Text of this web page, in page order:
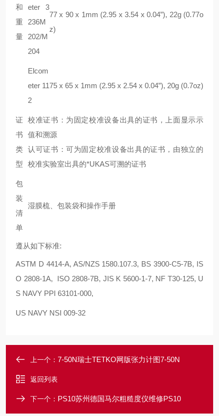
和
重
量
eter 3
236M
202/M
204
77 x 90 x 1mm (2.95 x 3.54 x 0.04”), 22g (0.77o
z)
Elcom
eter 11
2
75 x 65 x 1mm (2.95 x 2.54 x 0.04”), 20g (0.7oz)
证
书
类
型
校准证书：为固定校准设备出具的证书，上面显示示
值和溯源
认可证书：可为固定校准设备出具的证书，由独立的
校准实验室出具的*UKAS可溯的证书
包
装
清
单
湿膜梳、包装袋和操作手册
遵从如下标准:
ASTM D 4414-A, AS/NZS 1580.107.3, BS 3900-C5-7B, IS
O 2808-1A, ISO 2808-7B, JIS K 5600-1-7, NF T30-125, U
S NAVY PPI 63101-000,
US NAVY NSI 009-32
上一个： 7-50N瑞士TETKO网版张力计图7-50N
返回列表
下一个： PS10苏州德国马尔粗糙度仪维修PS10